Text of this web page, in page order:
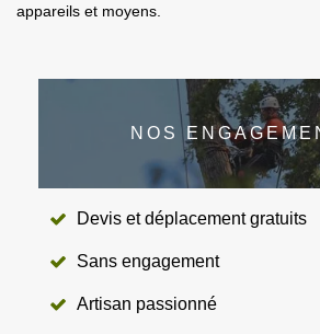
appareils et moyens.
NOS
Devis et déplacement gratuits
Sans engagement
Artisan passionné